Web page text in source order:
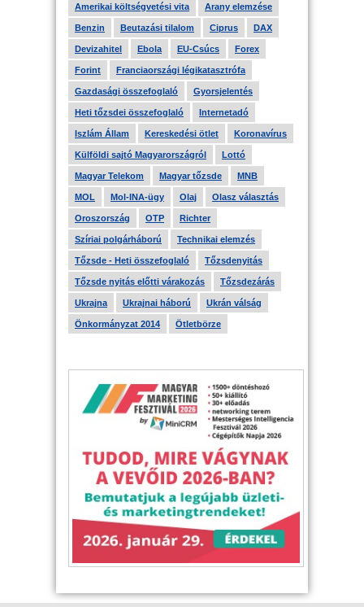
Amerikai költségvetési vita Arany elemzése
Benzin Beutazási tilalom Ciprus DAX
Devizahitel Ebola EU-Csúcs Forex
Forint Franciaországi légikatasztrófa
Gazdasági összefoglaló Gyorsjelentés
Heti tőzsdei összefoglaló Internetadó
Iszlám Állam Kereskedési ötlet Koronavírus
Külföldi sajtó Magyarországról Lottó
Magyar Telekom Magyar tőzsde MNB
MOL Mol-INA-ügy Olaj Olasz választás
Oroszország OTP Richter
Szíriai polgárháború Technikai elemzés
Tőzsde - Heti összefoglaló Tőzsdenyitás
Tőzsde nyitás előtti várakozás Tőzsdezárás
Ukrajna Ukrajnai háború Ukrán válság
Önkormányzat 2014 Ötletbörze